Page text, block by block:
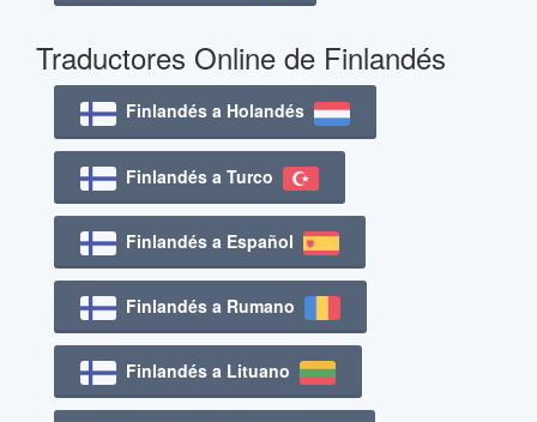
Traductores Online de Finlandés
Finlandés a Holandés
Finlandés a Turco
Finlandés a Español
Finlandés a Rumano
Finlandés a Lituano